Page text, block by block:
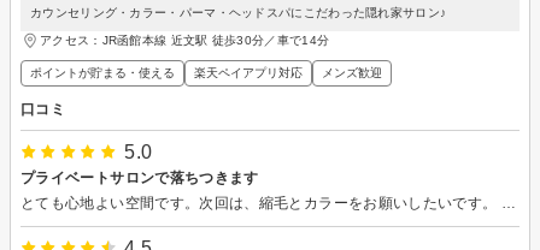
カウンセリング・カラー・パーマ・ヘッドスパにこだわった隠れ家サロン♪
アクセス：JR函館本線 近文駅 徒歩30分／車で14分
ポイントが貯まる・使える 楽天ペイアプリ対応 メンズ歓迎
口コミ
5.0
プライベートサロンで落ちつきます